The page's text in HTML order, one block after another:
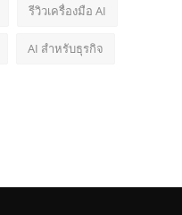
รีวิวเครื่องมือ AI
AI สำหรับธุรกิจ